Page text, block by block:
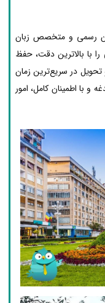
رسمی و متخصص زبان
با بالاترین دقت، حفظ
در سریع‌ترین زمان
و با اطمینان کامل، امور